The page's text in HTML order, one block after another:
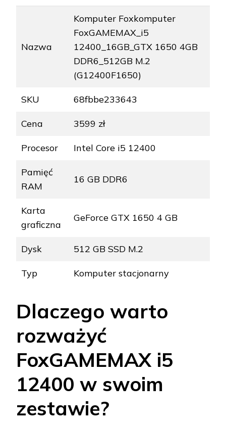
Nazwa
Komputer Foxkomputer
FoxGAMEMAX_i5
12400_16GB_GTX 1650 4GB
DDR6_512GB M.2
(G12400F1650)
SKU 68fbbe233643
Cena 3599 zł
Procesor Intel Core i5 12400
Pamięć
RAM
16 GB DDR6
Karta
graficzna
GeForce GTX 1650 4 GB
Dysk 512 GB SSD M.2
Typ Komputer stacjonarny
Dlaczego warto
rozważyć
FoxGAMEMAX i5
12400 w swoim
zestawie?